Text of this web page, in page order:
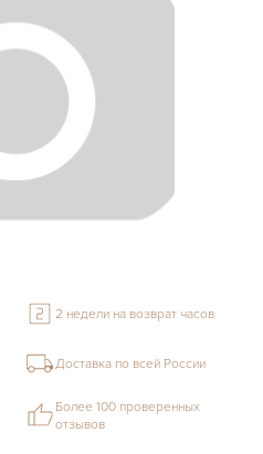
2 недели на возврат часов
Доставка по всей России
Более 100 проверенных
отзывов